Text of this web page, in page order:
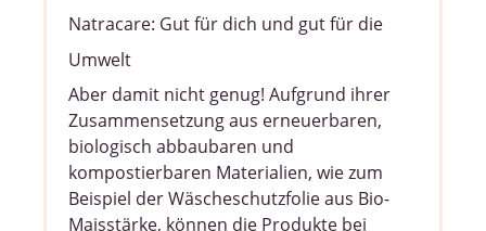
Natracare: Gut für dich und gut für die
Umwelt
Aber damit nicht genug! Aufgrund ihrer
Zusammensetzung aus erneuerbaren,
biologisch abbaubaren und
kompostierbaren Materialien, wie zum
Beispiel der Wäscheschutzfolie aus Bio-
Maisstärke, können die Produkte bei